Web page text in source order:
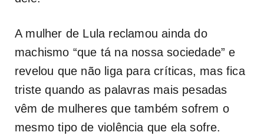
A mulher de Lula reclamou ainda do
machismo “que tá na nossa sociedade” e
revelou que não liga para críticas, mas fica
triste quando as palavras mais pesadas
vêm de mulheres que também sofrem o
mesmo tipo de violência que ela sofre.